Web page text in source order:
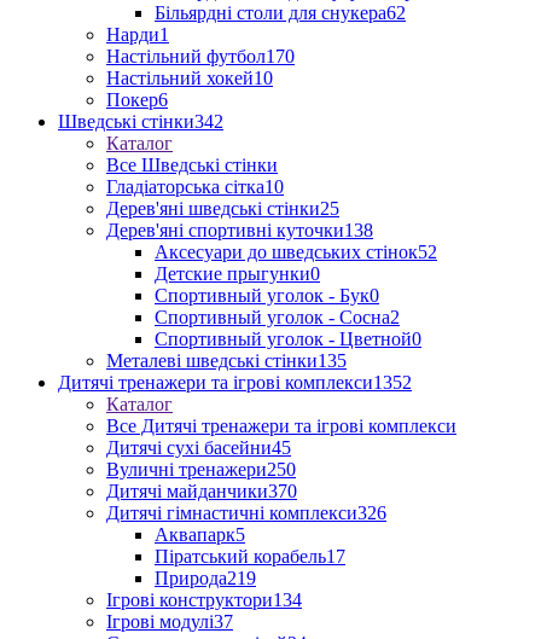
Більярдні столи для снукера62
Нарди1
Настільний футбол170
Настільний хокей10
Покер6
Шведські стінки342
Каталог
Все Шведські стінки
Гладіаторська сітка10
Дерев'яні шведські стінки25
Дерев'яні спортивні куточки138
Аксесуари до шведських стінок52
Детские прыгунки0
Спортивный уголок - Бук0
Спортивный уголок - Сосна2
Спортивный уголок - Цветной0
Металеві шведські стінки135
Дитячі тренажери та ігрові комплекси1352
Каталог
Все Дитячі тренажери та ігрові комплекси
Дитячі сухі басейни45
Вуличні тренажери250
Дитячі майданчики370
Дитячі гімнастичні комплекси326
Аквапарк5
Піратський корабель17
Природа219
Ігрові конструктори134
Ігрові модулі37